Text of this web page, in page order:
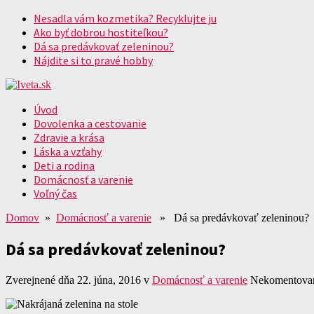
Nesadla vám kozmetika? Recyklujte ju
Ako byť dobrou hostiteľkou?
Dá sa predávkovať zeleninou?
Nájdite si to pravé hobby
Úvod
Dovolenka a cestovanie
Zdravie a krása
Láska a vzťahy
Deti a rodina
Domácnosť a varenie
Voľný čas
Domov » Domácnosť a varenie » Dá sa predávkovať zeleninou?
Dá sa predávkovať zeleninou?
Zverejnené dňa 22. júna, 2016 v Domácnosť a varenie